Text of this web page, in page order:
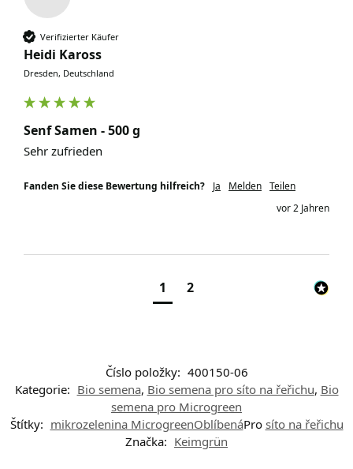
Verifizierter Käufer
Heidi Kaross
Dresden, Deutschland
Senf Samen - 500 g
Sehr zufrieden
Fanden Sie diese Bewertung hilfreich? Ja Melden Teilen
vor 2 Jahren
1 2
Číslo položky: 400150-06
Kategorie: Bio semena, Bio semena pro síto na řeřichu, Bio
semena pro Microgreen
Štítky: mikrozelenina MicrogreenOblíbenáPro síto na řeřichu
Značka: Keimgrün